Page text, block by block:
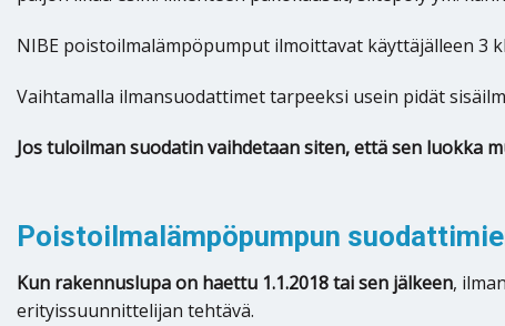
NIBE poistoilmalämpöpumput ilmoittavat käyttäjälleen 3
Vaihtamalla ilmansuodattimet tarpeeksi usein pidät
Jos tuloilman suodatin vaihdetaan siten, että sen luokka
Poistoilmalämpöpumpun
Kun rakennuslupa on haettu 1.1.2018 tai sen jälkeen,
erityissuunnittelijan tehtävä.